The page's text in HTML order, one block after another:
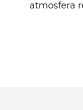
atmosfera